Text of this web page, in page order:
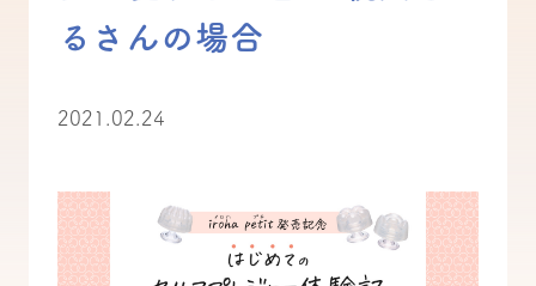
るさんの場合
2021.02.24